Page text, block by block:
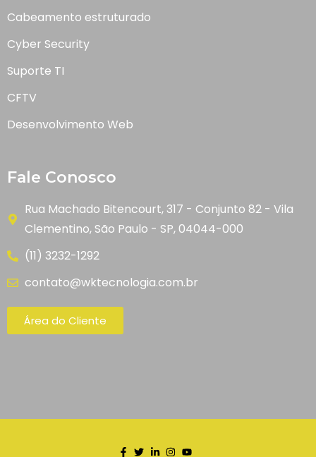
Cabeamento estruturado
Cyber Security
Suporte TI
CFTV
Desenvolvimento Web
Fale Conosco
Rua Machado Bitencourt, 317 - Conjunto 82 - Vila
Clementino, São Paulo - SP, 04044-000
(11) 3232-1292
contato@wktecnologia.com.br
Área do Cliente